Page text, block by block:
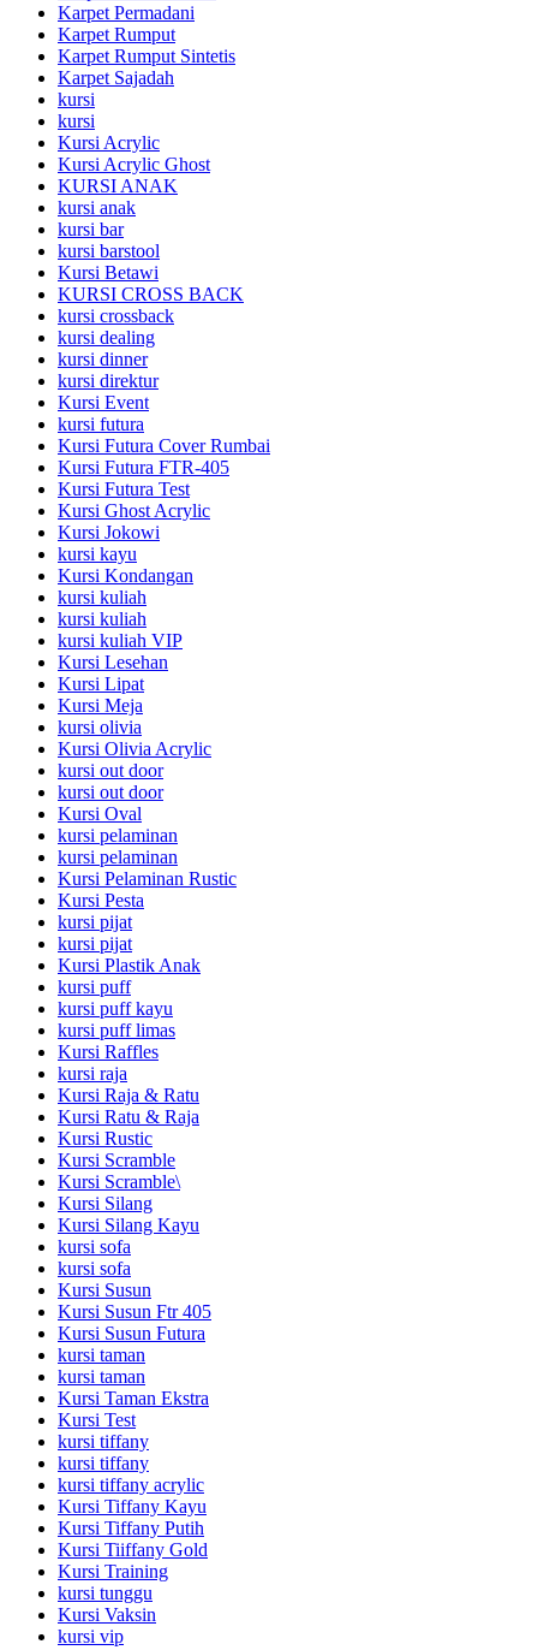
Karpet Permadani
Karpet Rumput
Karpet Rumput Sintetis
Karpet Sajadah
kursi
kursi
Kursi Acrylic
Kursi Acrylic Ghost
KURSI ANAK
kursi anak
kursi bar
kursi barstool
Kursi Betawi
KURSI CROSS BACK
kursi crossback
kursi dealing
kursi dinner
kursi direktur
Kursi Event
kursi futura
Kursi Futura Cover Rumbai
Kursi Futura FTR-405
Kursi Futura Test
Kursi Ghost Acrylic
Kursi Jokowi
kursi kayu
Kursi Kondangan
kursi kuliah
kursi kuliah
kursi kuliah VIP
Kursi Lesehan
Kursi Lipat
Kursi Meja
kursi olivia
Kursi Olivia Acrylic
kursi out door
kursi out door
Kursi Oval
kursi pelaminan
kursi pelaminan
Kursi Pelaminan Rustic
Kursi Pesta
kursi pijat
kursi pijat
Kursi Plastik Anak
kursi puff
kursi puff kayu
kursi puff limas
Kursi Raffles
kursi raja
Kursi Raja & Ratu
Kursi Ratu & Raja
Kursi Rustic
Kursi Scramble
Kursi Scramble\
Kursi Silang
Kursi Silang Kayu
kursi sofa
kursi sofa
Kursi Susun
Kursi Susun Ftr 405
Kursi Susun Futura
kursi taman
kursi taman
Kursi Taman Ekstra
Kursi Test
kursi tiffany
kursi tiffany
kursi tiffany acrylic
Kursi Tiffany Kayu
Kursi Tiffany Putih
Kursi Tiiffany Gold
Kursi Training
kursi tunggu
Kursi Vaksin
kursi vip